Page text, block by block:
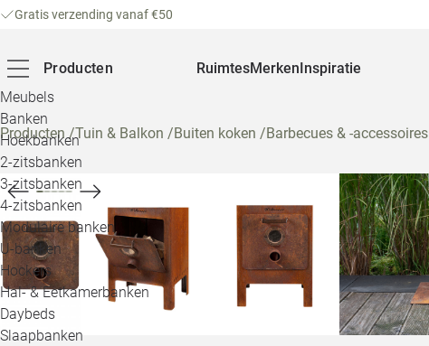
Gratis verzending vanaf €50
Producten
Meubels
Banken
Hoekbanken
2-zitsbanken
3-zitsbanken
4-zitsbanken
Modulaire banken
U-banken
Hockers
Hal- & Eetkamerbanken
Daybeds
Slaapbanken
RuimtesMerkenInspiratie
Producten/Tuin & Balkon /Buiten koken /Barbecues & -accessoires